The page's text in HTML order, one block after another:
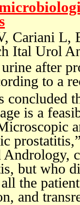
Cariani L,
Ital Urol
after
to a
concluded
is a
but who
the
and